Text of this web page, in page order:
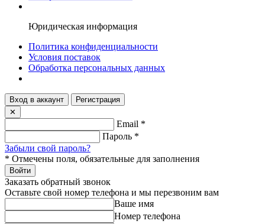
Юридическая информация
Политика конфиденциальности
Условия поставок
Обработка персональных данных
Вход в аккаунт
Регистрация
✕
Email *
Пароль *
Забыли свой пароль?
* Отмечены поля, обязательные для заполнения
Войти
Заказать обратный звонок
Оставьте свой номер телефона и мы перезвоним вам
Ваше имя
Номер телефона